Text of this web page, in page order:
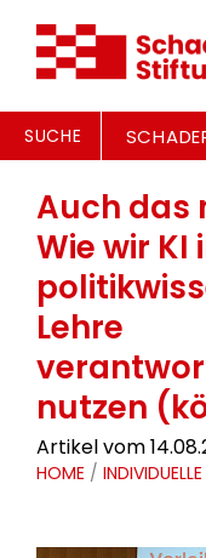
SUCHE
Auch das
Wie wir KI
Lehre
nutzen
Artikel vom
HOME /